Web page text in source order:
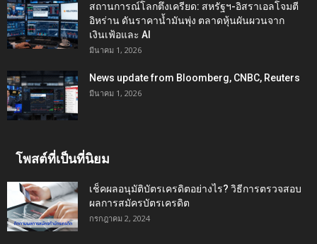
สถานการณ์โลกตึงเครียด: สหรัฐฯ-อิสราเอลโจมตี
อิหร่าน ดันราคาน้ำมันพุ่ง ตลาดหุ้นผันผวนจาก
เงินเฟ้อและ AI
มีนาคม 1, 2026
News update from Bloomberg, CNBC, Reuters
มีนาคม 1, 2026
โพสต์ที่เป็นที่นิยม
เช็คผลอนุมัติบัตรเครดิตอย่างไร? วิธีการตรวจสอบ
ผลการสมัครบัตรเครดิต
กรกฎาคม 2, 2024